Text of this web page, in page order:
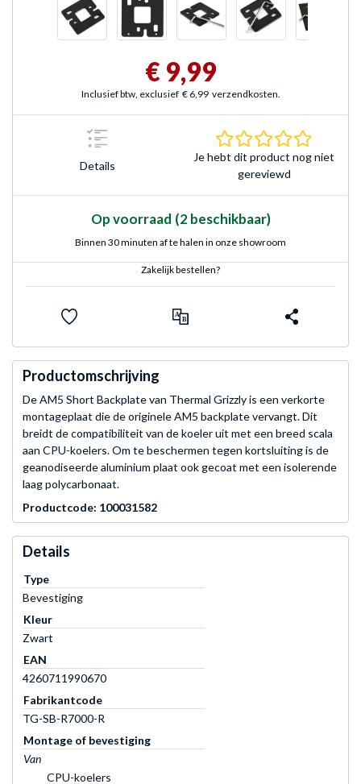
€ 9,99
Inclusief btw, exclusief € 6,99 verzendkosten.
Details
Je hebt dit product nog niet
gereviewd
Op voorraad (2 beschikbaar)
Binnen 30 minuten af te halen in onze showroom
Zakelijk bestellen?
Productomschrijving
De AM5 Short Backplate van Thermal Grizzly is een verkorte
montageplaat die de originele AM5 backplate vervangt. Dit
breidt de compatibiliteit van de koeler uit met een breed scala
aan CPU-koelers. Om te beschermen tegen kortsluiting is de
geanodiseerde aluminium plaat ook gecoat met een isolerende
laag polycarbonaat.
Productcode: 100031582
Details
Type
Bevestiging
Kleur
Zwart
EAN
4260711990670
Fabrikantcode
TG-SB-R7000-R
Montage of bevestiging
Van
CPU-koelers